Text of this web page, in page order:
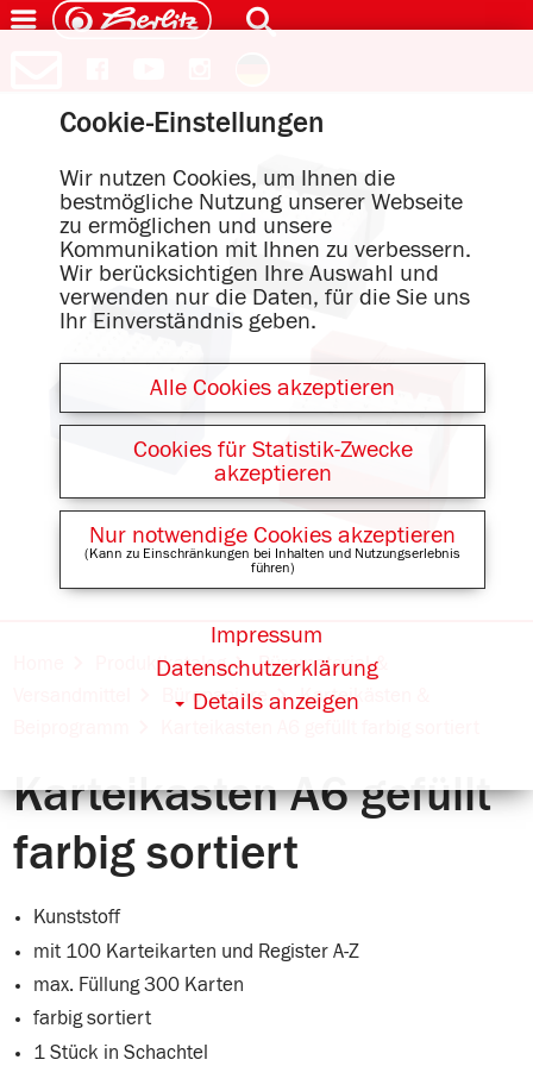
Produktkatalog
Büromaterial &
Büropapiere
Karteikästen &
Karteikasten A6 gefüllt
farbig sortiert
Kunststoff
mit 100 Karteikarten und Register A-Z
max. Füllung 300 Karten
farbig sortiert
1 Stück in Schachtel
Cookie-Einstellungen
Wir nutzen Cookies, um Ihnen die
bestmögliche Nutzung unserer Webseite
zu ermöglichen und unsere
Kommunikation mit Ihnen zu verbessern.
Wir berücksichtigen Ihre Auswahl und
verwenden nur die Daten, für die Sie uns
Ihr Einverständnis geben.
Alle Cookies akzeptieren
Cookies für Statistik-Zwecke
akzeptieren
Nur notwendige Cookies akzeptieren
(Kann zu Einschränkungen bei Inhalten und Nutzungserlebnis
führen)
Details anzeigen
Datenschutzerklärung
Impressum